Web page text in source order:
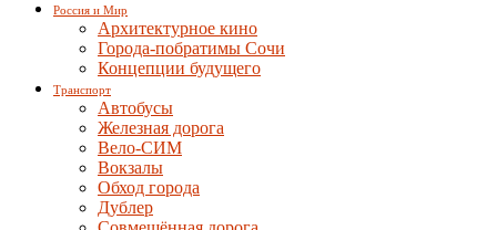
Россия и Мир
Архитектурное кино
Города-побратимы Сочи
Концепции будущего
Транспорт
Автобусы
Железная дорога
Вело-СИМ
Вокзалы
Обход города
Дублер